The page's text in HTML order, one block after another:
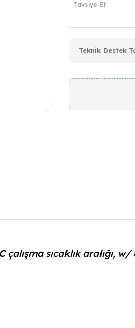
Tavsiye Et
Teknik Destek
çalışma sıcaklık aralığı,